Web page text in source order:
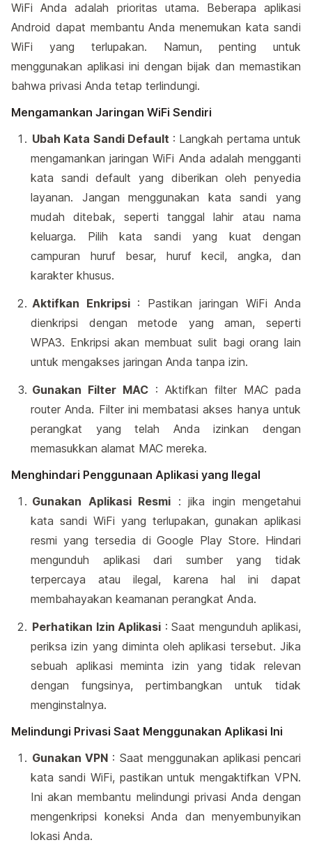
WiFi Anda adalah prioritas utama. Beberapa aplikasi
Android dapat membantu Anda menemukan kata sandi
WiFi yang terlupakan. Namun, penting untuk
menggunakan aplikasi ini dengan bijak dan memastikan
bahwa privasi Anda tetap terlindungi.
Mengamankan Jaringan WiFi Sendiri
Ubah Kata Sandi Default : Langkah pertama untuk
mengamankan jaringan WiFi Anda adalah mengganti
kata sandi default yang diberikan oleh penyedia
layanan. Jangan menggunakan kata sandi yang
mudah ditebak, seperti tanggal lahir atau nama
keluarga. Pilih kata sandi yang kuat dengan
campuran huruf besar, huruf kecil, angka, dan
karakter khusus.
Aktifkan Enkripsi: Pastikan jaringan WiFi Anda
dienkripsi dengan metode yang aman, seperti
WPA3. Enkripsi akan membuat sulit bagi orang lain
untuk mengakses jaringan Anda tanpa izin.
Gunakan Filter MAC : Aktifkan filter MAC pada
router Anda. Filter ini membatasi akses hanya untuk
perangkat yang telah Anda izinkan dengan
memasukkan alamat MAC mereka.
Menghindari Penggunaan Aplikasi yang Ilegal
Gunakan Aplikasi Resmi : jika ingin mengetahui
kata sandi WiFi yang terlupakan, gunakan aplikasi
resmi yang tersedia di Google Play Store. Hindari
mengunduh aplikasi dari sumber yang tidak
terpercaya atau ilegal, karena hal ini dapat
membahayakan keamanan perangkat Anda.
Perhatikan Izin Aplikasi : Saat mengunduh aplikasi,
periksa izin yang diminta oleh aplikasi tersebut. Jika
sebuah aplikasi meminta izin yang tidak relevan
dengan fungsinya, pertimbangkan untuk tidak
menginstalnya.
Melindungi Privasi Saat Menggunakan Aplikasi Ini
Gunakan VPN : Saat menggunakan aplikasi pencari
kata sandi WiFi, pastikan untuk mengaktifkan VPN.
Ini akan membantu melindungi privasi Anda dengan
mengenkripsi koneksi Anda dan menyembunyikan
lokasi Anda.